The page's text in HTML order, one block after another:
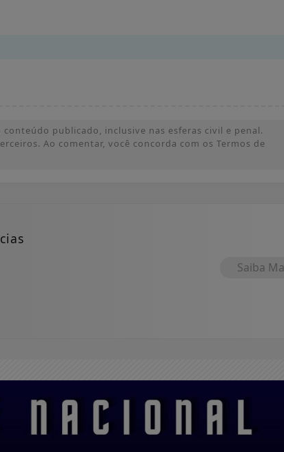
publicado, inclusive nas esferas civil e penal.
Ao comentar, você concorda com os Termos de
Saiba